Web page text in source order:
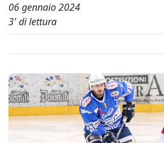
06 gennaio 2024
3' di lettura